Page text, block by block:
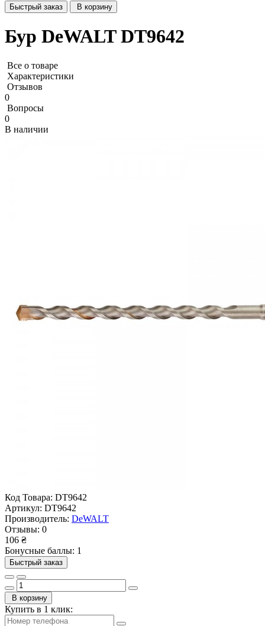
Быстрый заказ В корзину
Бур DeWALT DT9642
Все о товаре
Характеристики
Отзывов
0
Вопросы
0
В наличии
Код Товара: DT9642
Артикул: DT9642
Производитель: DeWALT
Отзывы: 0
106 ₴
Бонусные баллы: 1
Быстрый заказ
В корзину
Купить в 1 клик: